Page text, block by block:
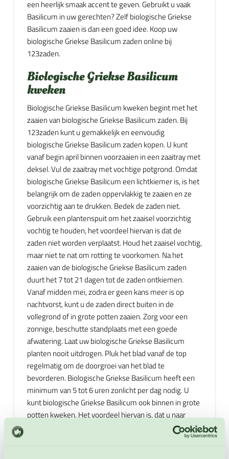
een heerlijk smaak accent te geven. Gebruikt u vaak
Basilicum in uw gerechten? Zelf biologische Griekse
Basilicum zaaien is dan een goed idee. Koop uw
biologische Griekse Basilicum zaden online bij
123zaden.
Biologische Griekse Basilicum
kweken
Biologische Griekse Basilicum kweken begint met het
zaaien van biologische Griekse Basilicum zaden. Bij
123zaden kunt u gemakkelijk en eenvoudig
biologische Griekse Basilicum zaden kopen. U kunt
vanaf begin april binnen voorzaaien in een zaaitray met
deksel. Vul de zaaitray met vochtige potgrond. Omdat
biologische Griekse Basilicum een lichtkiemer is, is het
belangrijk om de zaden oppervlakkig te zaaien en ze
voorzichtig aan te drukken. Bedek de zaden niet.
Gebruik een plantenspuit om het zaaisel voorzichtig
vochtig te houden, het voordeel hiervan is dat de
zaden niet worden verplaatst. Houd het zaaisel vochtig,
maar niet te nat om rotting te voorkomen. Na het
zaaien van de biologische Griekse Basilicum zaden
duurt het 7 tot 21 dagen tot de zaden ontkiemen.
Vanaf midden mei, zodra er geen kans meer is op
nachtvorst, kunt u de zaden direct buiten in de
vollegrond of in grote potten zaaien. Zorg voor een
zonnige, beschutte standplaats met een goede
afwatering. Laat uw biologische Griekse Basilicum
planten nooit uitdrogen. Pluk het blad vanaf de top
regelmatig om de doorgroei van het blad te
bevorderen. Biologische Griekse Basilicum heeft een
minimum van 5 tot 6 uren zonlicht per dag nodig. U
kunt biologische Griekse Basilicum ook binnen in grote
potten kweken. Het voordeel hiervan is, dat u naar
behoefte verse biologische Griekse Basilicum kunt
plukken voor uw gerechten. Geef deze planten water